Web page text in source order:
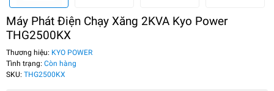
Máy Phát Điện Chạy Xăng 2KVA Kyo Power
THG2500KX
Thương hiệu: KYO POWER
Tình trạng: Còn hàng
SKU: THG2500KX